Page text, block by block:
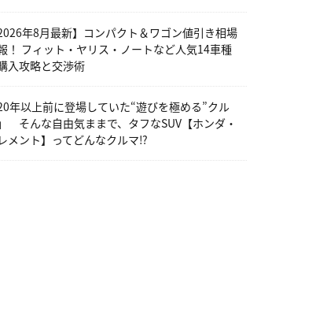
2026年8月最新】コンパクト＆ワゴン値引き相場
！ フィット・ヤリス・ノートなど人気14車種
入攻略と交渉術
20年以上前に登場していた“遊びを極める”クル
そんな自由気ままで、タフなSUV【ホンダ・
メント】ってどんなクルマ⁉︎